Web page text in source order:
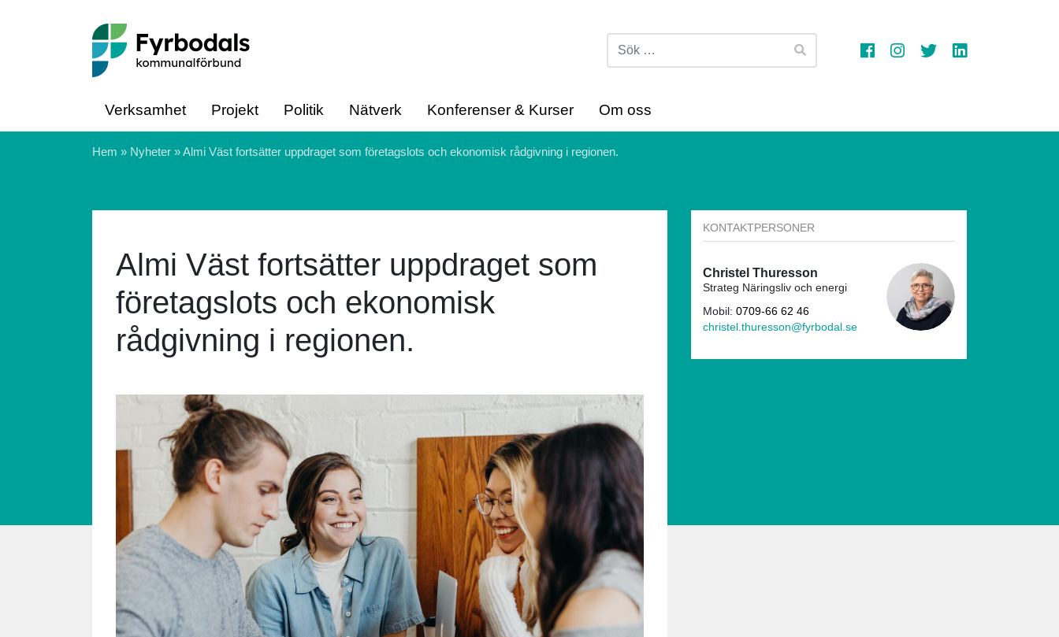
Verksamhet Projekt Politik Nätverk Konferenser & Kurser Om oss
Hem » Nyheter »Almi Väst fortsätter uppdraget som företagslots och ekonomisk rådgivning i regionen.
Almi Väst fortsätter uppdraget som
företagslots och ekonomisk
rådgivning i regionen.
KONTAKTPERSONER
Christel Thuresson
Strateg Näringsliv och energi
Mobil: 0709-66 62 46
christel.thuresson@fyrbodal.se